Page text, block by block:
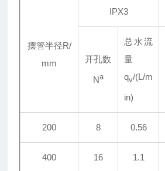
摆管半径R/
mm
IPX3
开孔数
Na
总水流
量
qv/(L/m
in)
200 8 0.56
400 16 1.1